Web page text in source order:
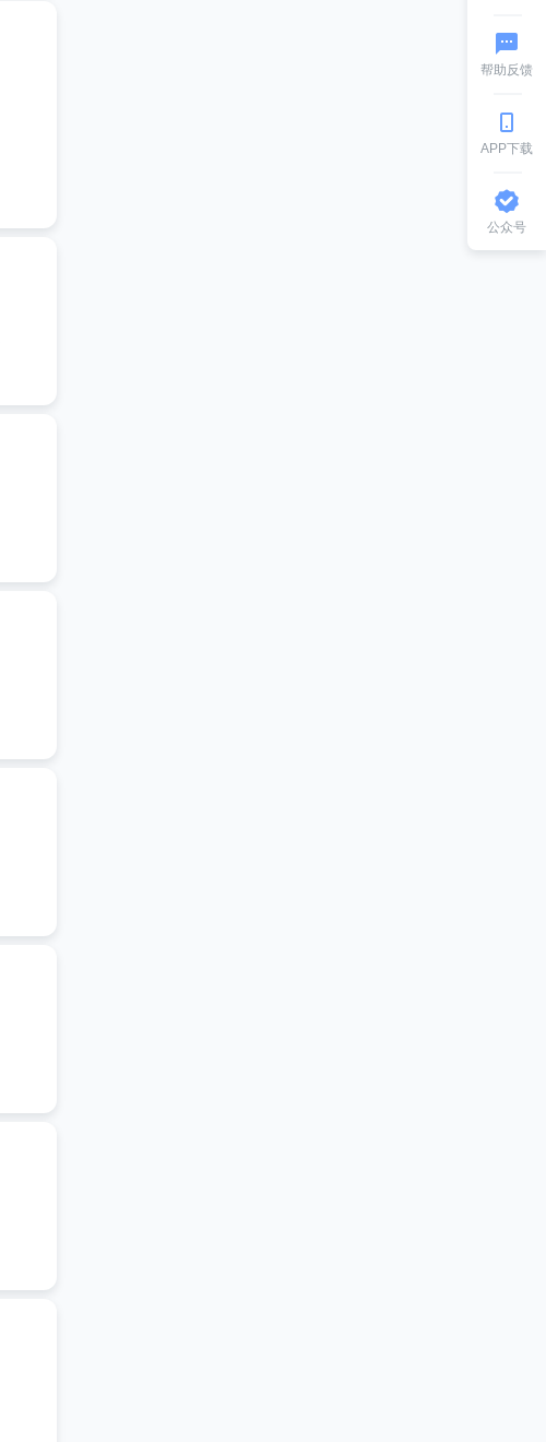
帮助反馈
APP下载
公众号